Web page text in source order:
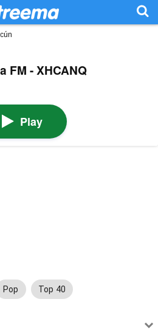
FM - XHCANQ
Play
Pop Top 40